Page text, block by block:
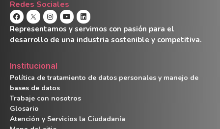
Redes Sociales
Representamos y servimos con pasión para el
desarrollo de una industria sostenible y competitiva.
Institucional
Política de tratamiento de datos personales y manejo de
bases de datos
Trabaje con nosotros
Glosario
Atención y Servicios la Ciudadanía